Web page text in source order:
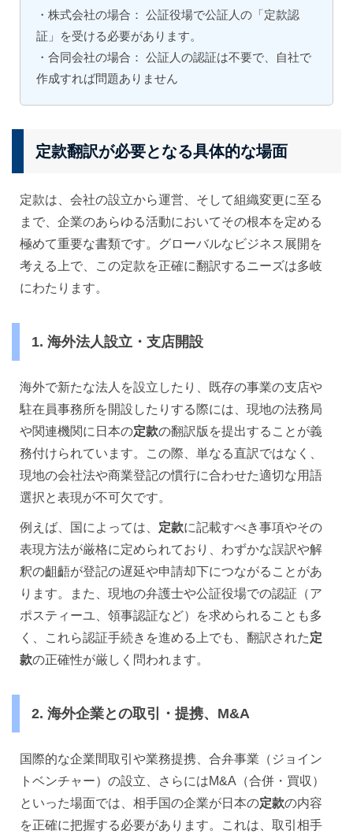
・株式会社の場合： 公証役場で公証人の「定款認
証」を受ける必要があります。
・合同会社の場合： 公証人の認証は不要で、自社で
作成すれば問題ありません
定款翻訳が必要となる具体的な場面
定款は、会社の設立から運営、そして組織変更に至る
まで、企業のあらゆる活動においてその根本を定める
極めて重要な書類です。グローバルなビジネス展開を
考える上で、この定款を正確に翻訳するニーズは多岐
にわたります。
1. 海外法人設立・支店開設
海外で新たな法人を設立したり、既存の事業の支店や
駐在員事務所を開設したりする際には、現地の法務局
や関連機関に日本の定款の翻訳版を提出することが義
務付けられています。この際、単なる直訳ではなく、
現地の会社法や商業登記の慣行に合わせた適切な用語
選択と表現が不可欠です。
例えば、国によっては、 定款に記載すべき事項やその
表現方法が厳格に定められており、わずかな誤訳や解
釈の齟齬が登記の遅延や申請却下につながることがあ
ります。また、現地の弁護士や公証役場での認証（ア
ポスティーユ、領事認証など）を求められることも多
く、これら認証手続きを進める上でも、翻訳された定
款の正確性が厳しく問われます。
2. 海外企業との取引・提携、M&A
国際的な企業間取引や業務提携、合弁事業（ジョイン
トベンチャー）の設立、さらにはM&A（合併・買収）
といった場面では、相手国の企業が日本の定款の内容
を正確に把握する必要があります。これは、取引相手